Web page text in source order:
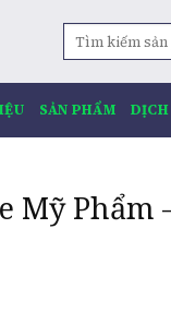
Tìm
SẢN PHẨM
Mỹ Phẩm